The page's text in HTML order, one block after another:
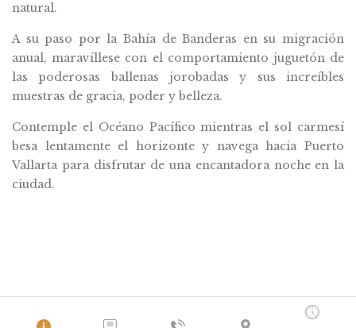
natural.
A su paso por la Bahía de Banderas en su migración
anual, maravíllese con el comportamiento juguetón de
las poderosas ballenas jorobadas y sus increíbles
muestras de gracia, poder y belleza.
Contemple el Océano Pacífico mientras el sol carmesí
besa lentamente el horizonte y navega hacia Puerto
Vallarta para disfrutar de una encantadora noche en la
ciudad.